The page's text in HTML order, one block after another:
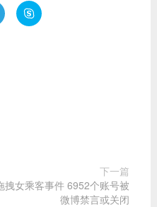

下一篇
拽女乘客事件 6952个账号被
微博禁言或关闭